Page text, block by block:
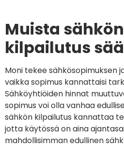
Muista sähkön
kilpailutus
Moni tekee sähkösopimuksen
vaikka sopimus kannattaisi
Sähköyhtiöiden hinnat
sopimus voi olla vanhaa
sähkön kilpailutus kannattaa
jotta käytössä on aina
mahdollisimman edullinen